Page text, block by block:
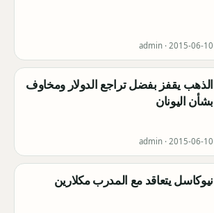
admin · 2015-06-10
الذهب يقفز بفضل تراجع الدولار ومخاوف
بشأن اليونان
admin · 2015-06-10
نيوكاسل يتعاقد مع المدرب مكلارين